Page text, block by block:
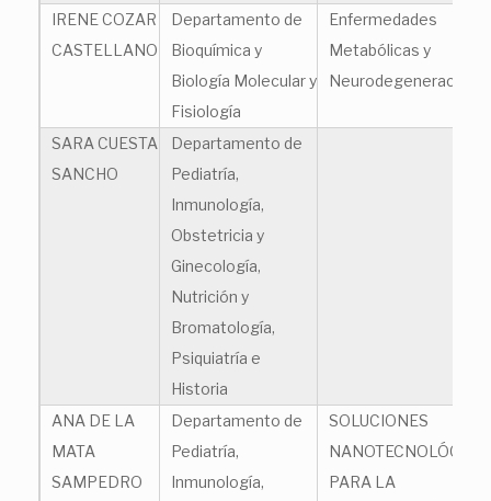
IRENE COZAR
CASTELLANO
Departamento de
Bioquímica y
Biología Molecular y
Fisiología
Enfermedades
Metabólicas y
Neurodegeneración
SARA CUESTA
SANCHO
Departamento de
Pediatría,
Inmunología,
Obstetricia y
Ginecología,
Nutrición y
Bromatología,
Psiquiatría e
Historia
ANA DE LA
MATA
SAMPEDRO
Departamento de
Pediatría,
Inmunología,
SOLUCIONES
PARA LA